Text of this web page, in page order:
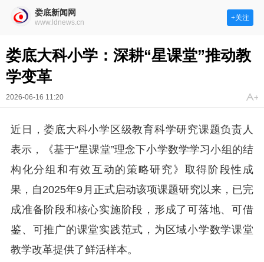
娄底新闻网
www.ldnews.cn
+关注
娄底大科小学：深耕“星课堂”推动教
学变革
2026-06-16 11:20
近日，娄底大科小学区级教育科学研究课题负责人
表示，《基于“星课堂”理念下小学数学学习小组的结
构化分组和有效互动的策略研究》取得阶段性成
果，自2025年9月正式启动该项课题研究以来，已完
成准备阶段和核心实施阶段，形成了可落地、可借
鉴、可推广的课堂实践范式，为区域小学数学课堂
教学改革提供了鲜活样本。